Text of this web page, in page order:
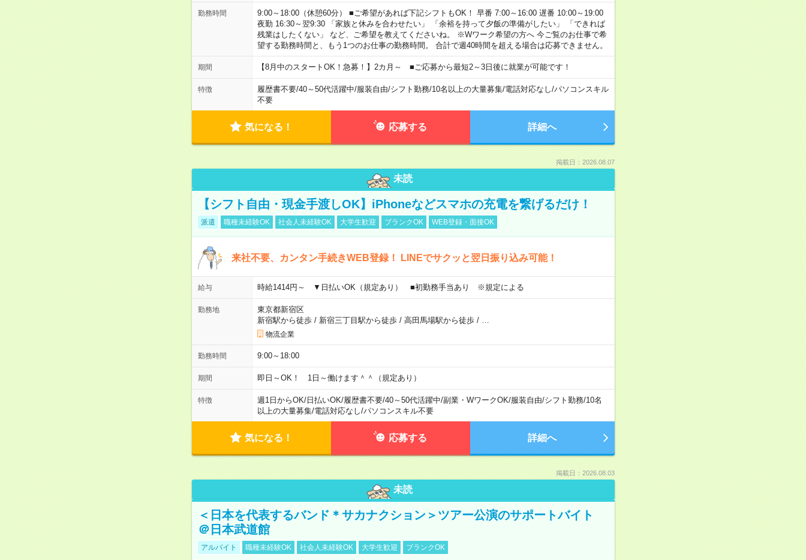
勤務時間
9:00～18:00（休憩60分） ■ご希望があれば下記シフトもOK！ 早番 7:00～16:00 遅番 10:00～19:00
夜勤 16:30～翌9:30 「家族と休みを合わせたい」 「余裕を持って夕飯の準備がしたい」 「できれば
残業はしたくない」 など、ご希望を教えてくださいね。 ※Wワーク希望の方へ 今ご覧のお仕事で希
望する勤務時間と、もう1つのお仕事の勤務時間。 合計で週40時間を超える場合は応募できません。
期間 【8月中のスタートOK！急募！】2カ月～ ■ご応募から最短2～3日後に就業が可能です！
特徴 履歴書不要/40～50代活躍中/服装自由/シフト勤務/10名以上の大量募集/電話対応なし/パソコンスキル
不要
気になる！ 応募する 詳細へ
掲載日：2026.08.07
未読
【シフト自由・現金手渡しOK】iPhoneなどスマホの充電を繋げるだけ！
派遣 職種未経験OK 社会人未経験OK 大学生歓迎 ブランクOK WEB登録・面接OK
来社不要、カンタン手続きWEB登録！ LINEでサクッと翌日振り込み可能！
給与 時給1414円～ ▼日払いOK（規定あり） ■初勤務手当あり ※規定による
勤務地
東京都新宿区
新宿駅から徒歩/ 新宿三丁目駅から徒歩/ 高田馬場駅から徒歩/
物流企業
勤務時間 9:00～18:00
期間 即日～OK！ 1日～働けます＾＾（規定あり）
特徴 週1日からOK/日払いOK/履歴書不要/40～50代活躍中/副業・WワークOK/服装自由/シフト勤務/10名
以上の大量募集/電話対応なし/パソコンスキル不要
気になる！ 応募する 詳細へ
掲載日：2026.08.03
未読
＜日本を代表するバンド＊サカナクション＞ツアー公演のサポートバイト
＠日本武道館
アルバイト 職種未経験OK 社会人未経験OK 大学生歓迎 ブランクOK